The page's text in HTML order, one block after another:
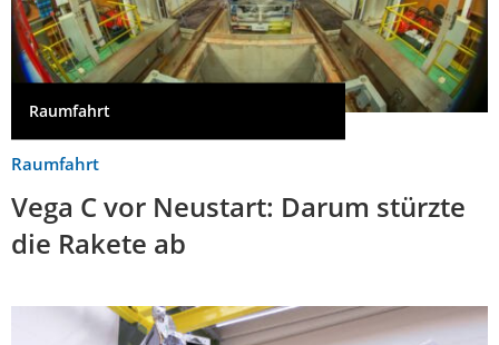
Raumfahrt
Raumfahrt
Vega C vor Neustart: Darum stürzte
die Rakete ab